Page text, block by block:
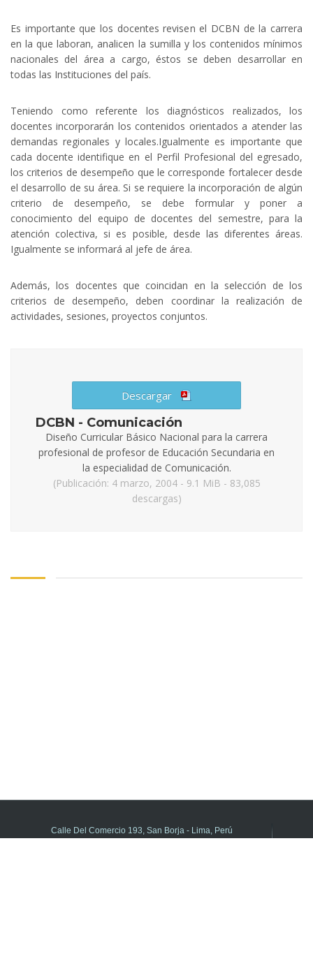
Es importante que los docentes revisen el DCBN de la carrera
en la que laboran, analicen la sumilla y los contenidos mínimos
nacionales del área a cargo, éstos se deben desarrollar en
todas las Instituciones del país.
Teniendo como referente los diagnósticos realizados, los
docentes incorporarán los contenidos orientados a atender las
demandas regionales y locales.Igualmente es importante que
cada docente identifique en el Perfil Profesional del egresado,
los criterios de desempeño que le corresponde fortalecer desde
el desarrollo de su área. Si se requiere la incorporación de algún
criterio de desempeño, se debe formular y poner a
conocimiento del equipo de docentes del semestre, para la
atención colectiva, si es posible, desde las diferentes áreas.
Igualmente se informará al jefe de área.
Además, los docentes que coincidan en la selección de los
criterios de desempeño, deben coordinar la realización de
actividades, sesiones, proyectos conjuntos.
Descargar
DCBN - Comunicación
Diseño Curricular Básico Nacional para la carrera
profesional de profesor de Educación Secundaria en
la especialidad de Comunicación.
(Publicación: 4 marzo, 2004 - 9.1 MiB - 83,085
descargas)
Calle Del Comercio 193, San Borja - Lima, Perú